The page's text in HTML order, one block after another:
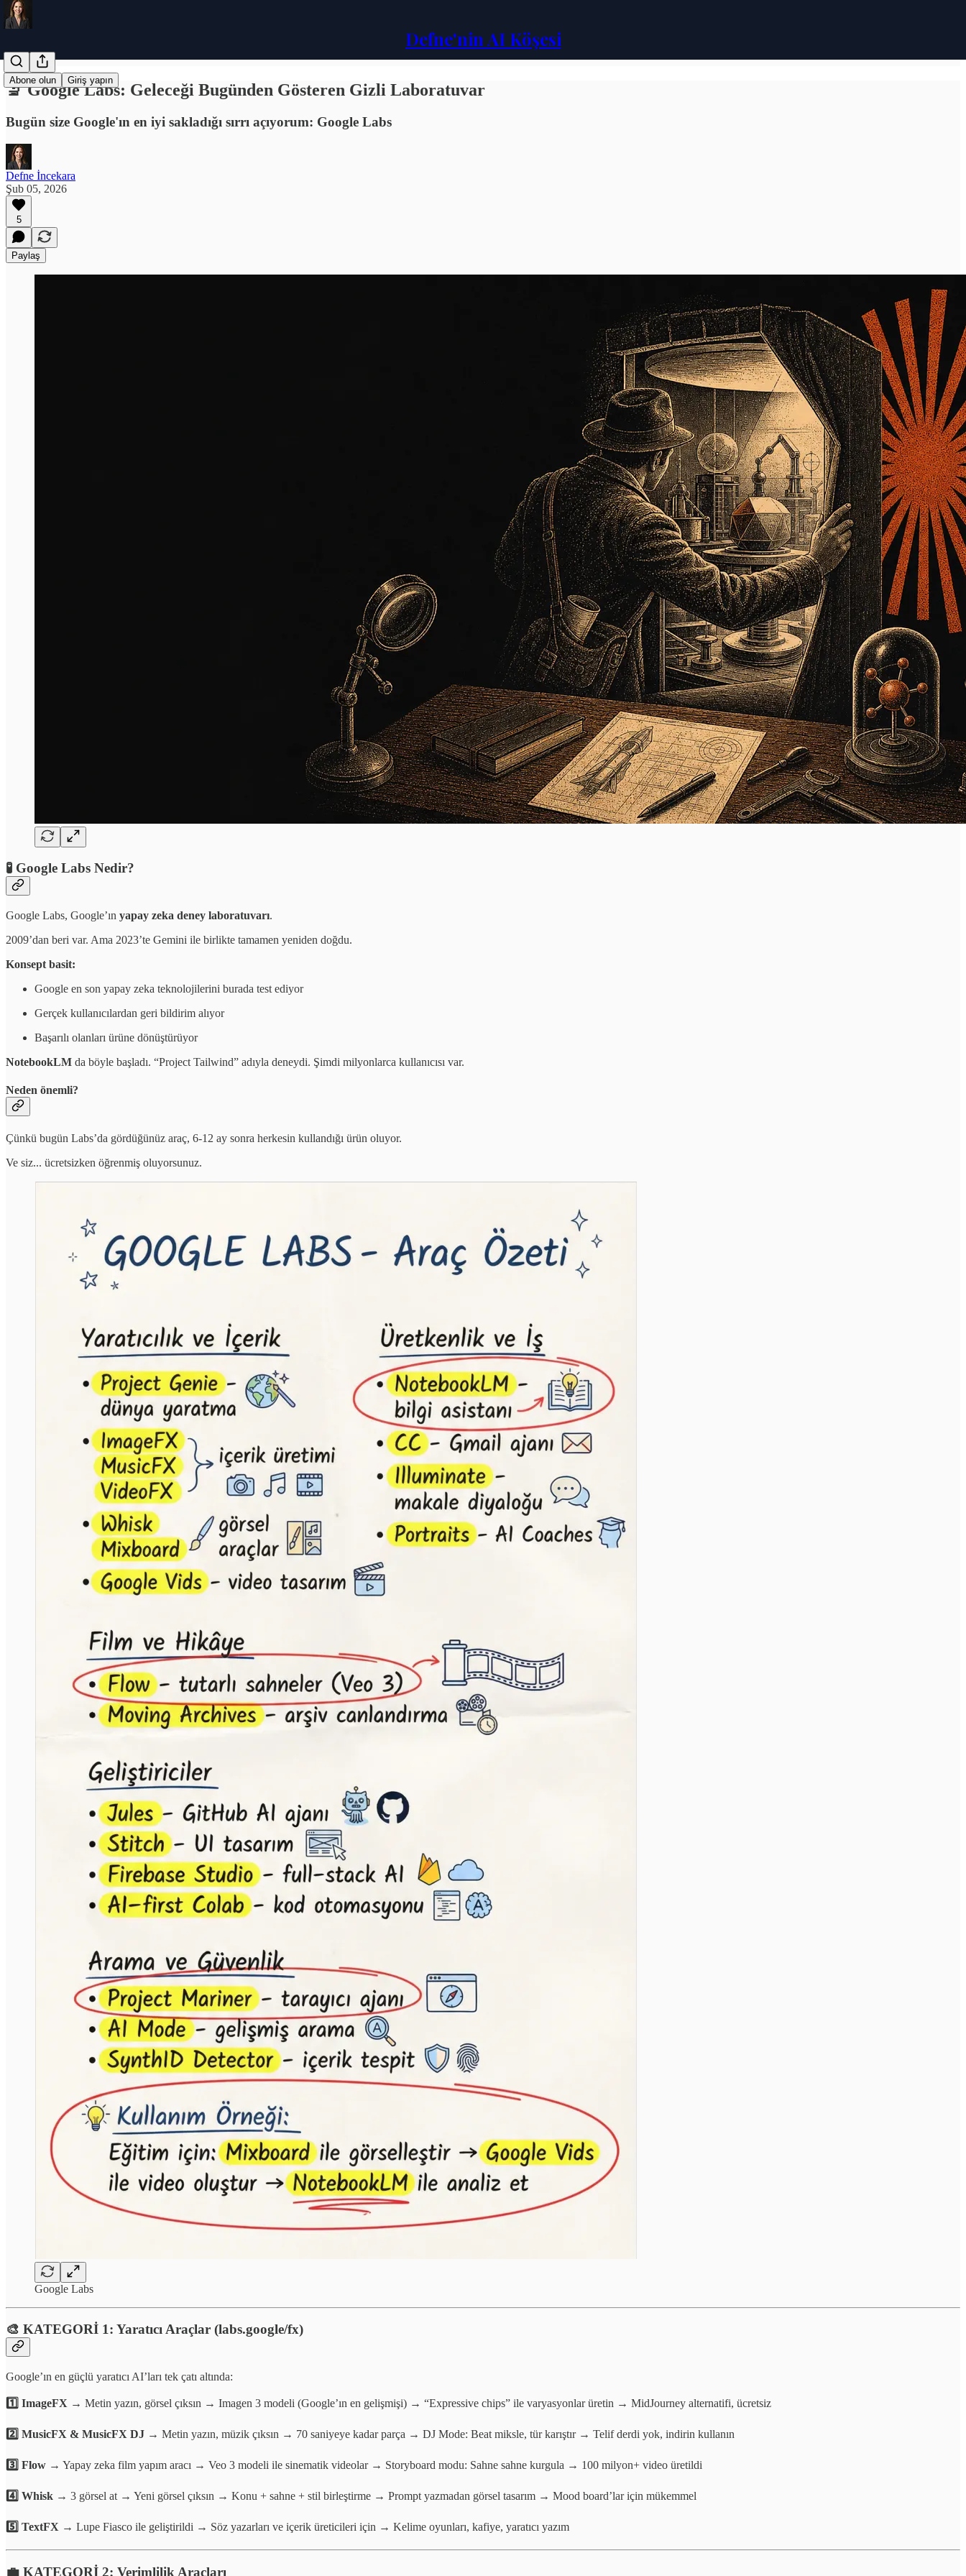
Defne'nin AI Köşesi
Abone olun Giriş yapın
🔬 Google Labs: Geleceği Bugünden Gösteren Gizli Laboratuvar
Bugün size Google'ın en iyi sakladığı sırrı açıyorum: Google Labs
Defne İncekara
Şub 05, 2026
5
Paylaş
🧪 Google Labs Nedir?
Google Labs, Google’ın yapay zeka deney laboratuvarı.
2009’dan beri var. Ama 2023’te Gemini ile birlikte tamamen yeniden doğdu.
Konsept basit:
Google en son yapay zeka teknolojilerini burada test ediyor
Gerçek kullanıcılardan geri bildirim alıyor
Başarılı olanları ürüne dönüştürüyor
NotebookLM da böyle başladı. “Project Tailwind” adıyla deneydi. Şimdi milyonlarca kullanıcısı var.
Neden önemli?
Çünkü bugün Labs’da gördüğünüz araç, 6-12 ay sonra herkesin kullandığı ürün oluyor.
Ve siz... ücretsizken öğrenmiş oluyorsunuz.
Google Labs
🎨 KATEGORİ 1: Yaratıcı Araçlar (labs.google/fx)
Google’ın en güçlü yaratıcı AI’ları tek çatı altında:
1️⃣ ImageFX → Metin yazın, görsel çıksın → Imagen 3 modeli (Google’ın en gelişmişi) → “Expressive chips” ile varyasyonlar üretin → MidJourney alternatifi, ücretsiz
2️⃣ MusicFX & MusicFX DJ → Metin yazın, müzik çıksın → 70 saniyeye kadar parça → DJ Mode: Beat miksle, tür karıştır → Telif derdi yok, indirin kullanın
3️⃣ Flow → Yapay zeka film yapım aracı → Veo 3 modeli ile sinematik videolar → Storyboard modu: Sahne sahne kurgula → 100 milyon+ video üretildi
4️⃣ Whisk → 3 görsel at → Yeni görsel çıksın → Konu + sahne + stil birleştirme → Prompt yazmadan görsel tasarım → Mood board’lar için mükemmel
5️⃣ TextFX → Lupe Fiasco ile geliştirildi → Söz yazarları ve içerik üreticileri için → Kelime oyunları, kafiye, yaratıcı yazım
💼 KATEGORİ 2: Verimlilik Araçları